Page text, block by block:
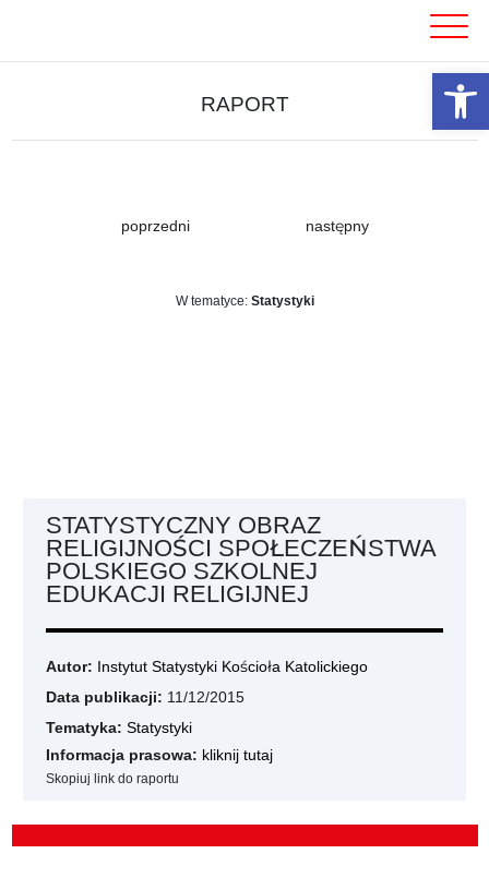
RAPORT
poprzedni następny
W tematyce: Statystyki
STATYSTYCZNY OBRAZ
RELIGIJNOŚCI SPOŁECZEŃSTWA
POLSKIEGO SZKOLNEJ
EDUKACJI RELIGIJNEJ
Autor: Instytut Statystyki Kościoła Katolickiego
Data publikacji: 11/12/2015
Tematyka: Statystyki
Informacja prasowa: kliknij tutaj
Skopiuj link do raportu